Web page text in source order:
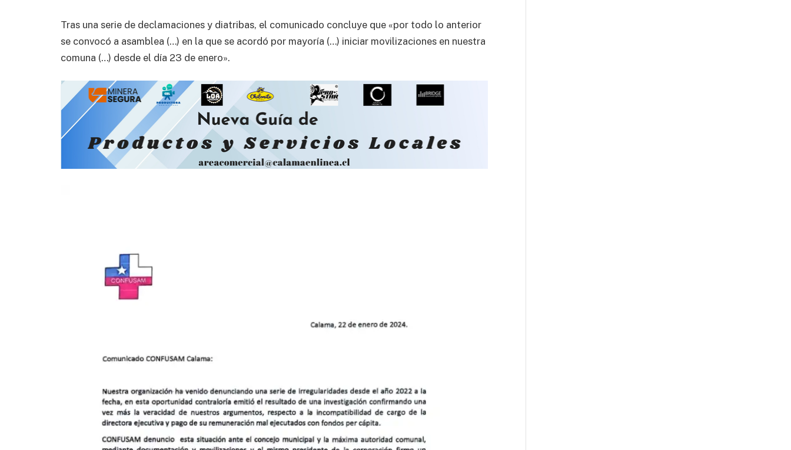
Tras una serie de declamaciones y diatribas, el comunicado concluye que «por todo lo anterior
se convocó a asamblea (…) en la que se acordó por mayoría (…) iniciar movilizaciones en nuestra
comuna (…) desde el día 23 de enero».